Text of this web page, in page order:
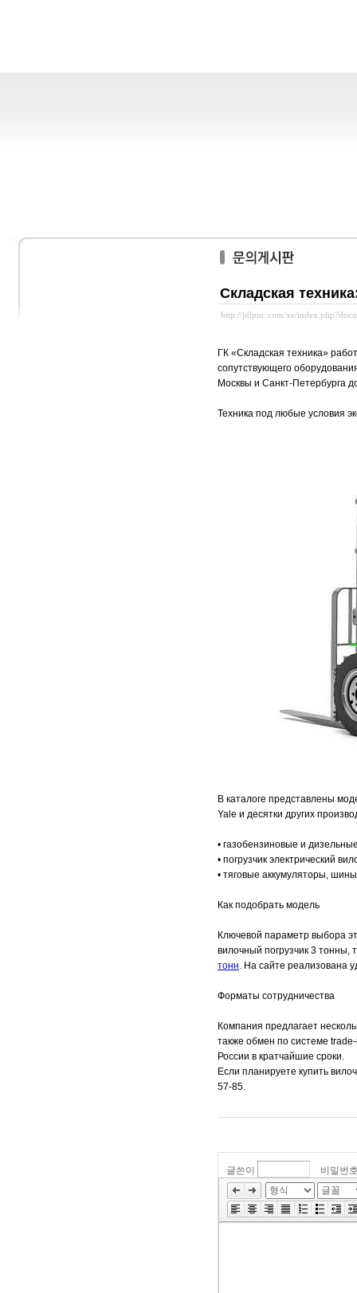
Складская
http://jdlpnc.com/xe/
ГК «Складская техника»
сопутствующего
Москвы и Санкт-Петербурга
Техника под любые условия
В каталоге представлены
Yale и десятки других
• газобензиновые и
• погрузчик электрический
• тяговые аккумуляторы,
Как подобрать модель
Ключевой параметр выбора
вилочный погрузчик 3 тонны,
тонн. На сайте реализована
Форматы сотрудничества
Компания предлагает
также обмен по системе
России в кратчайшие сроки.
Если планируете купить
57-85.
글쓴이
비밀번
편
도